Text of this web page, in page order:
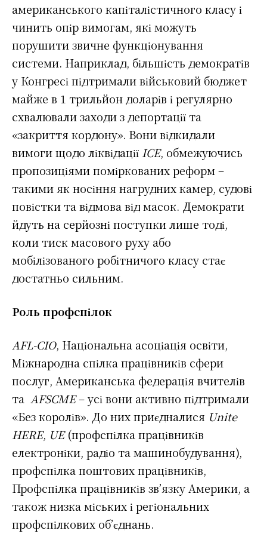
американського капіталістичного класу і
чинить опір вимогам, які можуть
порушити звичне функціонування
системи. Наприклад, більшість демократів
у Конгресі підтримали військовий бюджет
майже в 1 трильйон доларів і регулярно
схвалювали заходи з депортації та
«закриття кордону». Вони відкидали
вимоги щодо ліквідації ICE, обмежуючись
пропозиціями поміркованих реформ –
такими як носіння нагрудних камер, судові
повістки та відмова від масок. Демократи
йдуть на серйозні поступки лише тоді,
коли тиск масового руху або
мобілізованого робітничого класу стає
достатньо сильним.
Роль профспілок
AFL-CIO, Національна асоціація освіти,
Міжнародна спілка працівників сфери
послуг, Американська федерація вчителів
та AFSCME– усі вони активно підтримали
«Без королів». До них приєдналися Unite
HERE, UE(профспілка працівників
електроніки, радіо та машинобудування),
профспілка поштових працівників,
Профспілка працівників зв’язку Америки, а
також низка міських і регіональних
профспілкових об’єднань.